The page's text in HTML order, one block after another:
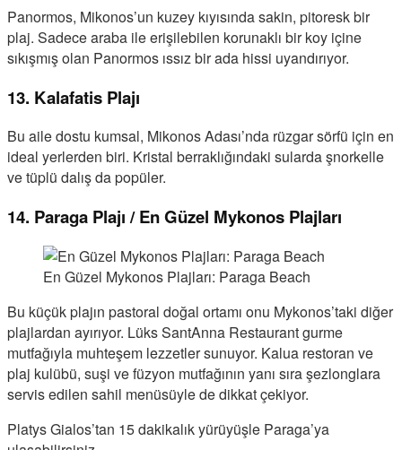
Panormos, Mikonos’un kuzey kıyısında sakin, pitoresk bir
plaj. Sadece araba ile erişilebilen korunaklı bir koy içine
sıkışmış olan Panormos ıssız bir ada hissi uyandırıyor.
13. Kalafatis Plajı
Bu aile dostu kumsal, Mikonos Adası’nda rüzgar sörfü için en
ideal yerlerden biri. Kristal berraklığındaki sularda şnorkelle
ve tüplü dalış da popüler.
14. Paraga Plajı / En Güzel Mykonos Plajları
En Güzel Mykonos Plajları: Paraga Beach
Bu küçük plajın pastoral doğal ortamı onu Mykonos’taki diğer
plajlardan ayırıyor. Lüks SantAnna Restaurant gurme
mutfağıyla muhteşem lezzetler sunuyor. Kalua restoran ve
plaj kulübü, suşi ve füzyon mutfağının yanı sıra şezlonglara
servis edilen sahil menüsüyle de dikkat çekiyor.
Platys Gialos’tan 15 dakikalık yürüyüşle Paraga’ya